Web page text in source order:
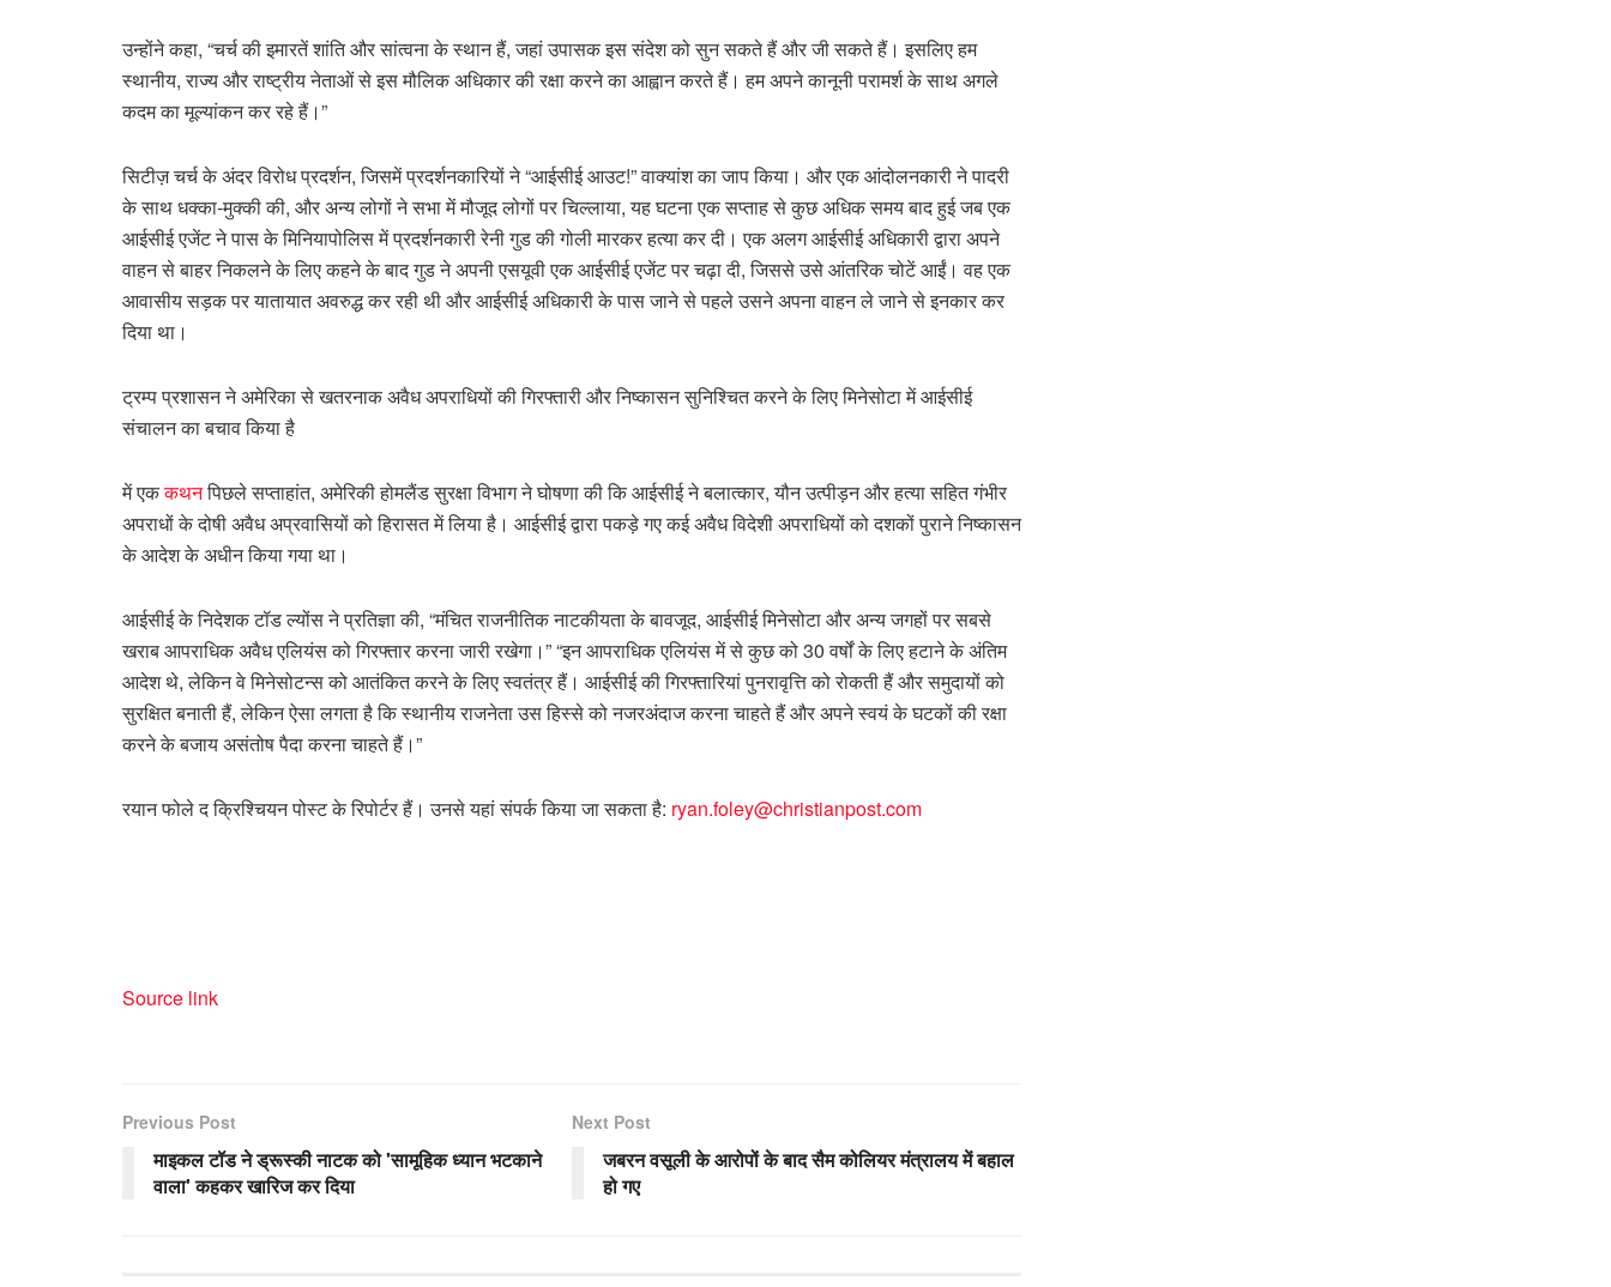
उन्होंने कहा, “चर्च की इमारतें शांति और सांत्वना के स्थान हैं, जहां उपासक इस संदेश को सुन सकते हैं और जी सकते हैं। इसलिए हम
स्थानीय, राज्य और राष्ट्रीय नेताओं से इस मौलिक अधिकार की रक्षा करने का आह्वान करते हैं। हम अपने कानूनी परामर्श के साथ अगले
कदम का मूल्यांकन कर रहे हैं।”
सिटीज़ चर्च के अंदर विरोध प्रदर्शन, जिसमें प्रदर्शनकारियों ने “आईसीई आउट!” वाक्यांश का जाप किया। और एक आंदोलनकारी ने पादरी
के साथ धक्का-मुक्की की, और अन्य लोगों ने सभा में मौजूद लोगों पर चिल्लाया, यह घटना एक सप्ताह से कुछ अधिक समय बाद हुई जब एक
आईसीई एजेंट ने पास के मिनियापोलिस में प्रदर्शनकारी रेनी गुड की गोली मारकर हत्या कर दी। एक अलग आईसीई अधिकारी द्वारा अपने
वाहन से बाहर निकलने के लिए कहने के बाद गुड ने अपनी एसयूवी एक आईसीई एजेंट पर चढ़ा दी, जिससे उसे आंतरिक चोटें आईं। वह एक
आवासीय सड़क पर यातायात अवरुद्ध कर रही थी और आईसीई अधिकारी के पास जाने से पहले उसने अपना वाहन ले जाने से इनकार कर
दिया था।
ट्रम्प प्रशासन ने अमेरिका से खतरनाक अवैध अपराधियों की गिरफ्तारी और निष्कासन सुनिश्चित करने के लिए मिनेसोटा में आईसीई
संचालन का बचाव किया है
में एककथनपिछले सप्ताहांत, अमेरिकी होमलैंड सुरक्षा विभाग ने घोषणा की कि आईसीई ने बलात्कार, यौन उत्पीड़न और हत्या सहित गंभीर
अपराधों के दोषी अवैध अप्रवासियों को हिरासत में लिया है। आईसीई द्वारा पकड़े गए कई अवैध विदेशी अपराधियों को दशकों पुराने निष्कासन
के आदेश के अधीन किया गया था।
आईसीई के निदेशक टॉड ल्योंस ने प्रतिज्ञा की, “मंचित राजनीतिक नाटकीयता के बावजूद, आईसीई मिनेसोटा और अन्य जगहों पर सबसे
खराब आपराधिक अवैध एलियंस को गिरफ्तार करना जारी रखेगा।” “इन आपराधिक एलियंस में से कुछ को 30 वर्षों के लिए हटाने के अंतिम
आदेश थे, लेकिन वे मिनेसोटन्स को आतंकित करने के लिए स्वतंत्र हैं। आईसीई की गिरफ्तारियां पुनरावृत्ति को रोकती हैं और समुदायों को
सुरक्षित बनाती हैं, लेकिन ऐसा लगता है कि स्थानीय राजनेता उस हिस्से को नजरअंदाज करना चाहते हैं और अपने स्वयं के घटकों की रक्षा
करने के बजाय असंतोष पैदा करना चाहते हैं।”
रयान फोले द क्रिश्चियन पोस्ट के रिपोर्टर हैं। उनसे यहां संपर्क किया जा सकता है: ryan.foley@christianpost.com
Source link
Previous Post
माइकल टॉड ने ड्रूस्की नाटक को 'सामूहिक ध्यान भटकाने
वाला' कहकर खारिज कर दिया
Next Post
जबरन वसूली के आरोपों के बाद सैम कोलियर मंत्रालय में बहाल
हो गए